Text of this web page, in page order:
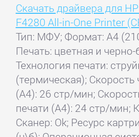
Скачать драйвера для
F4280 All-in-One Printer
Тип: МФУ; Формат: A4
Печать: цветная и черно-
Технология печати:
(термическая); Скорость
(А4): 26 стр/мин;
печати (А4): 24 стр/мин;
Сканер: Ok; Ресурс